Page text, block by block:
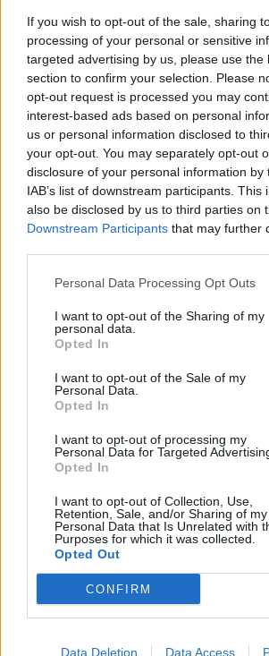
If you wish to opt-out of the sale, sharing
processing of your personal or sensitive
targeted advertising by us, please use the
section to confirm your selection. Please
opt-out request is processed you may
interest-based ads based on personal
us or personal information disclosed to
your opt-out. You may separately opt-out
disclosure of your personal information by
IAB’s list of downstream participants. This
also be disclosed by us to third parties on
Downstream Participants that may further
Personal Data Processing Opt Outs
I want to opt-out of the Sharing of my
personal data.
Opted In
I want to opt-out of the Sale of my
Personal Data.
Opted In
I want to opt-out of processing my
Personal Data for Targeted
Opted In
I want to opt-out of Collection, Use,
Retention, Sale, and/or Sharing of my
Personal Data that Is Unrelated with
Purposes for which it was collected.
Opted Out
CONFIRM
Data Deletion Data Access
11:45
Εκδήλωση τιμής και μνήμης για τους 35
Σάρχο
11:42
Forbes: Οι καλύτεροι προορισμοί για
στο εξωτερικό το 2026 - Τι γράφει για
11:34
Χανιά: Η παράδοση ζωντανεύει στους
Χανίων
Μήλος: 33χρονος τουρίστας...
ΣΧΕΤΙΚA AΡΘΡΑ
Δήμος Φαιστού: Εκδήλωση
Δήμος
Δήμος Φαιστού:
Μνήμης